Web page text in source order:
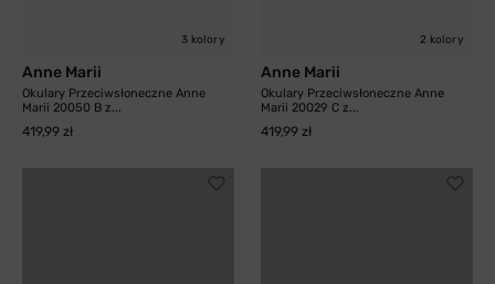
3 kolory
Anne Marii
Okulary Przeciwsłoneczne Anne
Marii 20050 B z...
419,99 zł
2 kolory
Anne Marii
Okulary Przeciwsłoneczne Anne
Marii 20029 C z...
419,99 zł